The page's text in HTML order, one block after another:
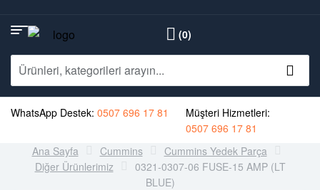
(0)
WhatsApp Destek: 0507 696 17 81
Müşteri Hizmetleri:
0507 696 17 81
Ana Sayfa
Cummins
Cummins Yedek Parça
Diğer Ürünlerimiz
0321-0307-06 FUSE-15 AMP (LT
BLUE)